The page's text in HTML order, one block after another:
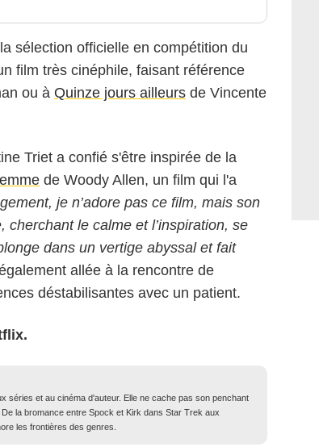
sélection officielle en compétition du
film très cinéphile, faisant référence
ou à Quinze jours ailleurs de Vincente
Triet a confié s'être inspirée de la
de Woody Allen, un film qui l'a
je n’adore pas ce film, mais son
le calme et l’inspiration, se
dans un vertige abyssal et fait
allée à la rencontre de
déstabilisantes avec un patient.
séries et au cinéma d'auteur. Elle ne cache pas son penchant
la bromance entre Spock et Kirk dans Star Trek aux
les frontières des genres.